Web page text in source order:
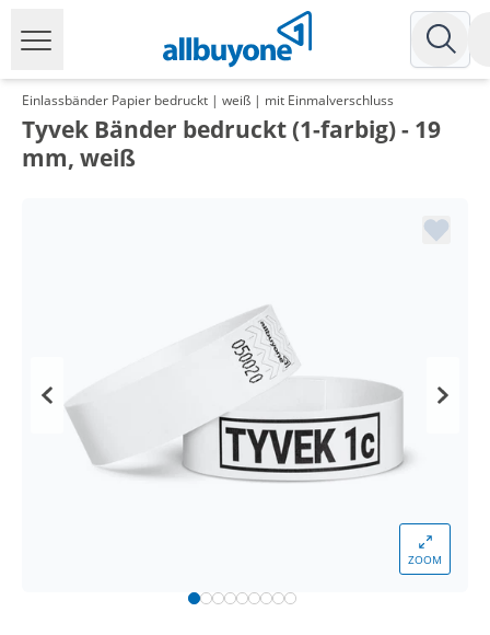
Einlassbänder Papier bedruckt | weiß | mit Einmalverschluss
Tyvek Bänder bedruckt (1-farbig) - 19
mm, weiß
ZOOM
Preis
ab 5 Pack 7,14 € 0,07 €*/1Stück
ab 10 Pack 6,19 € * 0,06 €*/1Stück
4,40 € 0,04 €*/1Stück